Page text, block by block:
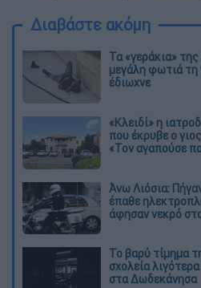
Διαβάστε ακόμη
Τα «γεράκια»
μεγάλη φωτιά τη
έδιωχνε
«Κλειδί» η
που έκρυβε ο
«Τον αγαπούσε
Άνω Λιόσια:
έπαθε
άφησαν νεκρό
Το βαρύ τίμημα
σχολεία
στα Δωδεκάνησα